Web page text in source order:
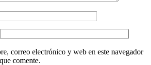
correo electrónico y web en este navegador
comente.